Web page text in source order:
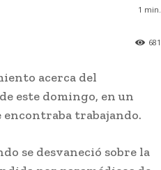
1 min.
681
acerca del
este domingo, en un
encontraba trabajando.
se desvaneció sobre la